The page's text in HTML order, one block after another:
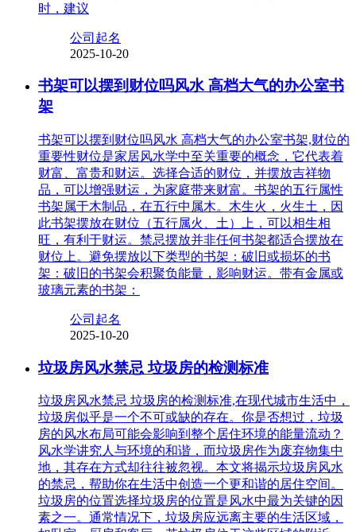
时，建议
公司起名
2025-10-20
书架可以摆到财位吗风水 高档大气的办公室书
架
书架可以摆到财位吗风水 高档大气的办公室书架,财位的
重要性财位是家居风水学中至关重要的概念，它代表着
财富、富贵和财运。选择合适的财位，并摆放吉祥物
品，可以增强财运，为家庭带来财富。书架的五行属性
书架属于木制品，在五行中属木。木生火，火生土，因
此书架摆放在财位（五行属火、土）上，可以相生相
旺，有利于财运。禁忌摆放并非任何书架都适合摆放在
财位上。避免摆放以下类型的书架：破旧或损坏的书
架：破旧的书架会积聚负能量，影响财运。带有金属或
玻璃元素的书架：
公司起名
2025-10-20
垃圾房风水禁忌 垃圾房的检测标准
垃圾房风水禁忌 垃圾房的检测标准,在现代城市生活中，
垃圾房似乎是一个不可或缺的存在。你是否想过，垃圾
房的风水布局可能会影响到整个居住环境的能量流动？
风水学讲究人与环境的和谐，而垃圾房作为废弃物集中
地，其存在方式却往往被忽视。本文将揭示垃圾房风水
的禁忌，帮助你在生活中创造一个更和谐的居住空间。
垃圾房的位置选择垃圾房的位置是风水中最为关键的因
素之一。通常情况下，垃圾房应远离主要的生活区域，